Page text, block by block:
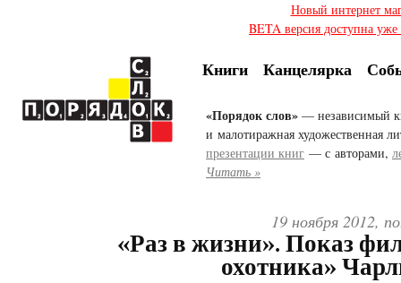
Новый интернет
BETA версия доступна
Книги Канцелярка
«Порядок слов» — независимый
и малотиражная художественная
презентации книг — с авторами,
Читать »
19 ноября 2012,
«Раз в жизни». Показ
охотника»